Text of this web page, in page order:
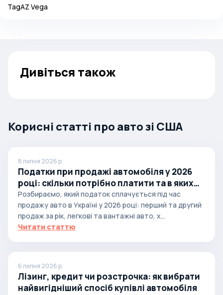
TagAZ Vega
Дивіться також
Корисні статті про авто зі США
8 липня 2026 р.
Податки при продажі автомобіля у 2026
році: скільки потрібно платити та в яких
випадках
Розбираємо, який податок сплачується під час
продажу авто в Україні у 2026 році: перший та другий
продаж за рік, легкові та вантажні авто, х...
Читати статтю
6 липня 2026 р.
Лізинг, кредит чи розстрочка: як вибрати
найвигідніший спосіб купівлі автомобіля